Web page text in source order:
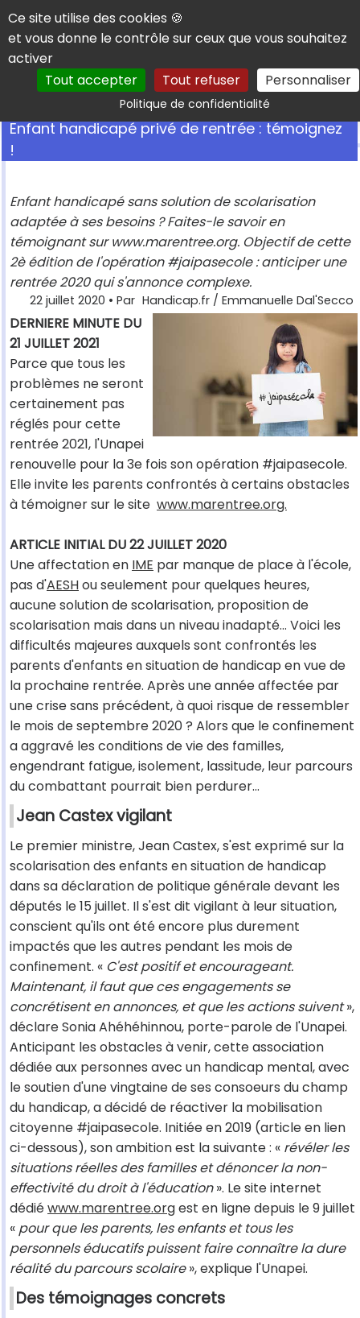
Panneau de gestion des cookies
Ce site utilise des cookies 🍪
et vous donne le contrôle sur ceux que vous souhaitez
activer
Tout accepter
Tout refuser Personnaliser
Politique de confidentialitéRechercher
Enfant handicapé privé de rentrée : témoignez
!
Enfant handicapé sans solution de scolarisation
adaptée à ses besoins ? Faites-le savoir en
témoignant sur www.marentree.org. Objectif de cette
2è édition de l'opération #jaipasecole : anticiper une
rentrée 2020 qui s'annonce complexe.
22 juillet 2020 • Par Handicap.fr / Emmanuelle Dal'Secco
DERNIERE MINUTE DU
21 JUILLET 2021
Parce que tous les
problèmes ne seront
certainement pas
réglés pour cette
rentrée 2021, l'Unapei
renouvelle pour la 3e fois son opération #jaipasecole.
Elle invite les parents confrontés à certains obstacles
à témoigner sur le site www.marentree.org.
ARTICLE INITIAL DU 22 JUILLET 2020
Une affectation en IME par manque de place à l'école,
pas d'AESHou seulement pour quelques heures,
aucune solution de scolarisation, proposition de
scolarisation mais dans un niveau inadapté… Voici les
difficultés majeures auxquels sont confrontés les
parents d'enfants en situation de handicap en vue de
la prochaine rentrée. Après une année affectée par
une crise sans précédent, à quoi risque de ressembler
le mois de septembre 2020 ? Alors que le confinement
a aggravé les conditions de vie des familles,
engendrant fatigue, isolement, lassitude, leur parcours
du combattant pourrait bien perdurer...
Jean Castex vigilant
Le premier ministre, Jean Castex, s'est exprimé sur la
scolarisation des enfants en situation de handicap
dans sa déclaration de politique générale devant les
députés le 15 juillet. Il s'est dit vigilant à leur situation,
conscient qu'ils ont été encore plus durement
impactés que les autres pendant les mois de
confinement. « C'est positif et encourageant.
Maintenant, il faut que ces engagements se
concrétisent en annonces, et que les actions suivent»,
déclare Sonia Ahéhéhinnou, porte-parole de l'Unapei.
Anticipant les obstacles à venir, cette association
dédiée aux personnes avec un handicap mental, avec
le soutien d'une vingtaine de ses consoeurs du champ
du handicap, a décidé de réactiver la mobilisation
citoyenne #jaipasecole. Initiée en 2019 (article en lien
ci-dessous), son ambition est la suivante : « révéler les
situations réelles des familles et dénoncer la non-
effectivité du droit à l'éducation». Le site internet
dédiéwww.marentree.orgest en ligne depuis le 9 juillet
« pour que les parents, les enfants et tous les
personnels éducatifs puissent faire connaître la dure
réalité du parcours scolaire», explique l'Unapei.
Des témoignages concrets